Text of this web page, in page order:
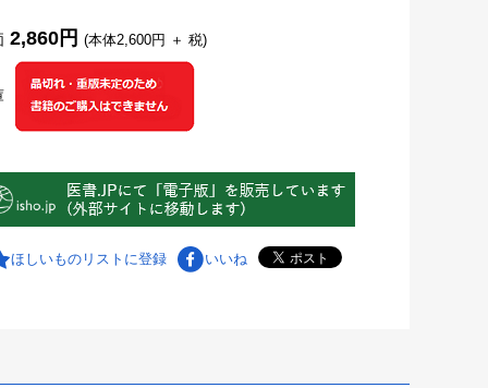
2,860円 (本体2,600円 ＋ 税)
ほしいものリストに登録 いいね